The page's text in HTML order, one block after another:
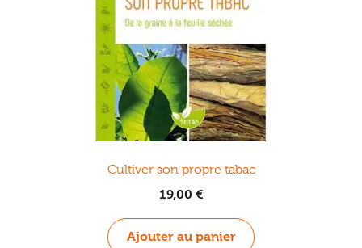
Cultiver son propre tabac
19,00 €
Ajouter au panier